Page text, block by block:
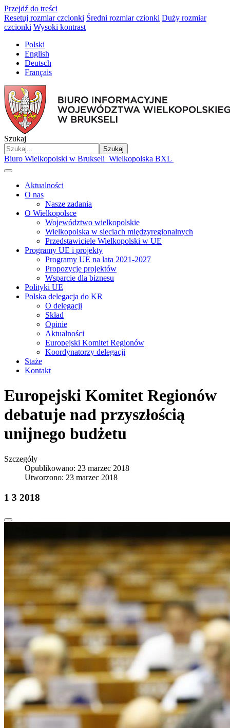
Przejdź do treści
Resetuj rozmiar czcionki Średni rozmiar czionki Duży rozmiar
czcionki Wysoki kontrast
Polski
English
Deutsch
Français
Szukaj
Szukaj
Biuro Wielkopolski w Brukseli Wielkopolska BXL
Aktualności
O nas
Nasze zadania
O Wielkopolsce
Województwo wielkopolskie
Wielkopolska w sieciach międzyregionalnych
Przedstawiciele Wielkopolski w UE
Programy UE i projekty
Programy UE na lata 2021-2027
Propozycje projektów
Wsparcie dla biznesu
Polityki UE
Polska delegacja do KR
O delegacji
Skład
Opinie
Aktualności
Europejski Komitet Regionów
Koordynatorzy delegacji
Staże
Kontakt
Europejski Komitet Regionów
debatuje nad przyszłością
unijnego budżetu
Szczegóły
Opublikowano: 23 marzec 2018
Utworzono: 23 marzec 2018
1 3 2018